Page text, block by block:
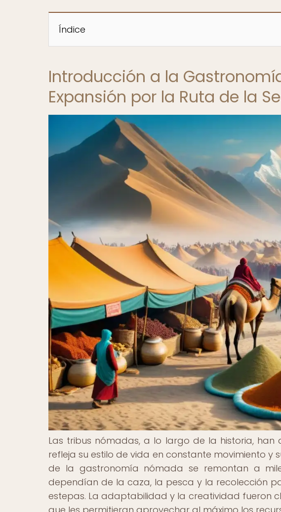
Índice
Introducción a la
Expansión por la Ruta de la
Las tribus nómadas, a lo largo de la historia,
refleja su estilo de vida en constante movimiento y
de la gastronomía nómada se remontan a
dependían de la caza, la pesca y la recolección
estepas. La adaptabilidad y la creatividad fueron